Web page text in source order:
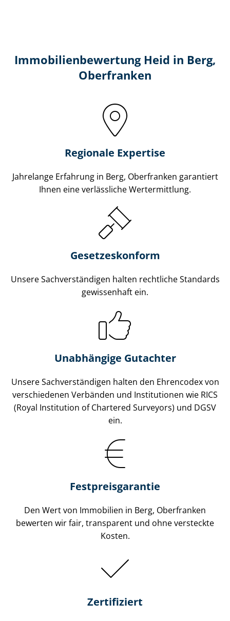
Immobilien­bewertung Heid in Berg,
Oberfranken
Regionale Expertise
Jahrelange Erfahrung in Berg, Oberfranken garantiert
Ihnen eine verlässliche Wertermittlung.
Gesetzes­konform
Unsere Sach­ver­stän­di­gen halten rechtliche Standards
gewissenhaft ein.
Unabhängige Gutachter
Unsere Sach­ver­stän­di­gen halten den Ehrencodex von
verschiedenen Verbänden und Institutionen wie RICS
(Royal Institution of Chartered Surveyors) und DGSV
ein.
Festpreis​garantie
Den Wert von Immobilien in Berg, Oberfranken
bewerten wir fair, transparent und ohne versteckte
Kosten.
Zertifiziert